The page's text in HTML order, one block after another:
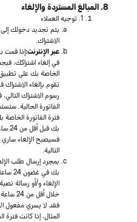
8. المبالغ المستردة والإلغاء
1. توجيه العملاء
يتم تجديد دخولك
الاشتراك.
عبر الإنترنت:إذا قمت
في إلغاء اشتراكك،
الخاصة بك على
رسوم الاشتراك
الفاتورة الحالية.
فترة الفاتورة
بك
فسيصبح الإلغاء ساري
التالية.
بمجرد إرسال طلب
بك في
الإلغاء و/أو رسالة
خلال
فقد لا يسري مفعول
المثال، إذا كانت